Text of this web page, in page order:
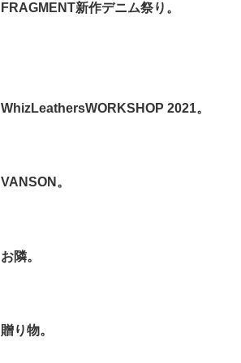
FRAGMENT新作デニム祭り。
WhizLeathersWORKSHOP 2021。
VANSON。
お隣。
贈り物。